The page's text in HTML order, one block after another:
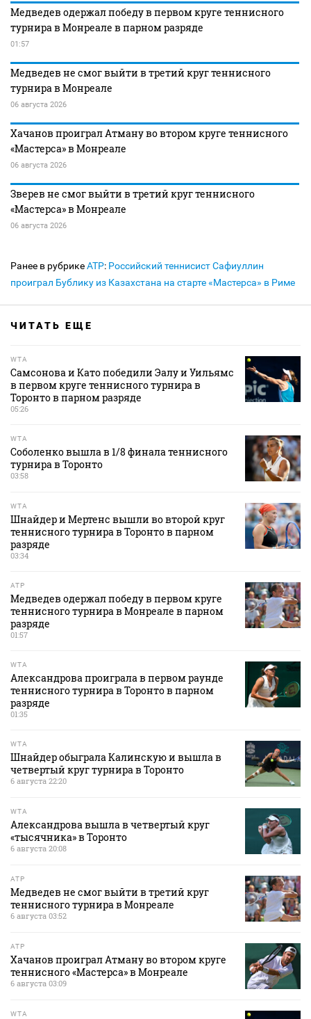
Медведев одержал победу в первом круге теннисного
турнира в Монреале в парном разряде
01:57
Медведев не смог выйти в третий круг теннисного
турнира в Монреале
06 августа 2026
Хачанов проиграл Атману во втором круге теннисного
«Мастерса» в Монреале
06 августа 2026
Зверев не смог выйти в третий круг теннисного
«Мастерса» в Монреале
06 августа 2026
Ранее в рубрикеATP: Российский теннисист Сафиуллин
проиграл Бублику из Казахстана на старте «Мастерса» в Риме
ЧИТАТЬ ЕЩЕ
WTA
Самсонова и Като победили Эалу и Уильямс
в первом круге теннисного турнира в
Торонто в парном разряде
05:26
WTA
Соболенко вышла в 1/8 финала теннисного
турнира в Торонто
03:58
WTA
Шнайдер и Мертенс вышли во второй круг
теннисного турнира в Торонто в парном
разряде
03:34
ATP
Медведев одержал победу в первом круге
теннисного турнира в Монреале в парном
разряде
01:57
WTA
Александрова проиграла в первом раунде
теннисного турнира в Торонто в парном
разряде
01:35
WTA
Шнайдер обыграла Калинскую и вышла в
четвертый круг турнира в Торонто
6 августа 22:20
WTA
Александрова вышла в четвертый круг
«тысячника» в Торонто
6 августа 20:08
ATP
Медведев не смог выйти в третий круг
теннисного турнира в Монреале
6 августа 03:52
ATP
Хачанов проиграл Атману во втором круге
теннисного «Мастерса» в Монреале
6 августа 03:09
WTA